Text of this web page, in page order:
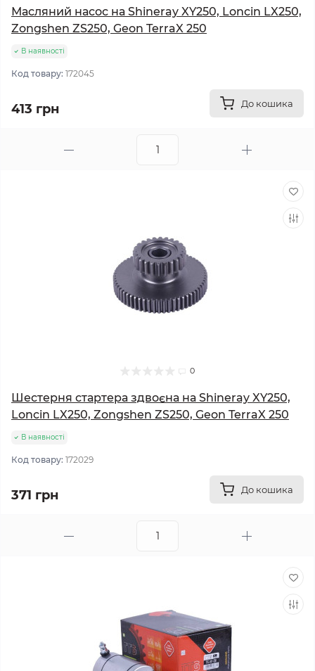
Масляний насос на Shineray XY250, Loncin LX250,
Zongshen ZS250, Geon TerraX 250
В наявності
Код товару: 172045
413 грн До кошика
0
Шестерня стартера здвоєна на Shineray XY250,
Loncin LX250, Zongshen ZS250, Geon TerraX 250
В наявності
Код товару: 172029
371 грн До кошика